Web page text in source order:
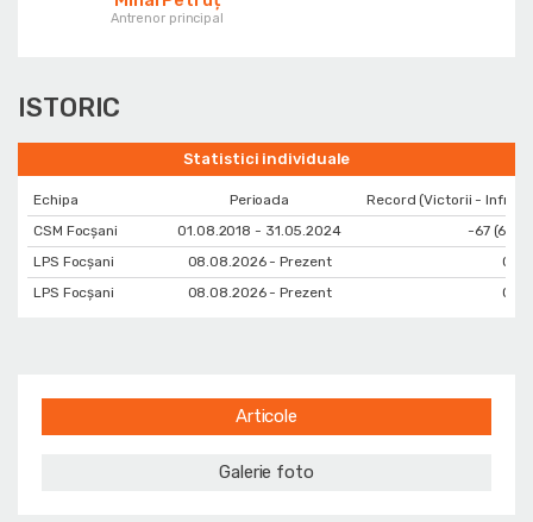
Antrenor principal
ISTORIC
Statistici individuale
Echipa Perioada
Record (Victorii -
CSM Focșani
01.08.2018 - 31.05.2024
-67 (66 -
LPS Focșani
08.08.2026 - Prezent
0 (0
LPS Focșani
08.08.2026 - Prezent 0 (0
Articole
Galerie foto